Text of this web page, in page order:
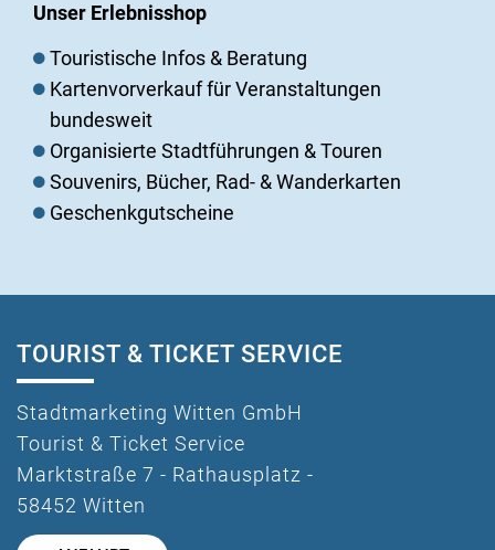
Unser Erlebnisshop
Touristische Infos & Beratung
Kartenvorverkauf für Veranstaltungen
bundesweit
Organisierte Stadtführungen & Touren
Souvenirs, Bücher, Rad- & Wanderkarten
Geschenkgutscheine
TOURIST & TICKET SERVICE
Stadtmarketing Witten GmbH
Tourist & Ticket Service
Marktstraße 7 - Rathausplatz -
58452 Witten